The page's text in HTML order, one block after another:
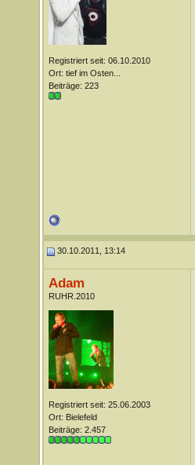
Registriert seit: 06.10.2010
Ort: tief im Osten...
Beiträge: 223
30.10.2011, 13:14
Adam
RUHR.2010
Registriert seit: 25.06.2003
Ort: Bielefeld
Beiträge: 2.457